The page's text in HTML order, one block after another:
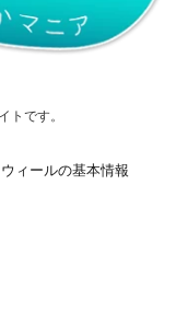
トです。
ィールの基本情報